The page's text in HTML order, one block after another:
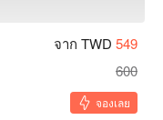
จาก TWD 549
600
จองเลย